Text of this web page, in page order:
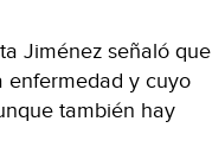
Jiménez señaló que
enfermedad y cuyo
también hay